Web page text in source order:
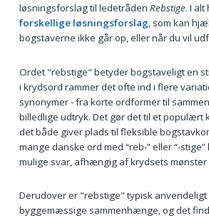
løsningsforslag til ledetråden Rebstige. I alt
forskellige løsningsforslag, som kan
bogstaverne ikke går op, eller når du vil
Ordet "rebstige" betyder bogstaveligt en
i krydsord rammer det ofte ind i flere
synonymer - fra korte ordformer til
billedlige udtryk. Det gør det til et populært
det både giver plads til fleksible
mange danske ord med “reb-” eller “-
mulige svar, afhængig af krydsets
Derudover er "rebstige" typisk anvendeligt
byggemæssige sammenhænge, og det